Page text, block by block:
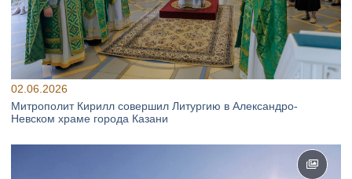
02.06.2026
Митрополит Кирилл совершил Литургию в Александро-
Невском храме города Казани